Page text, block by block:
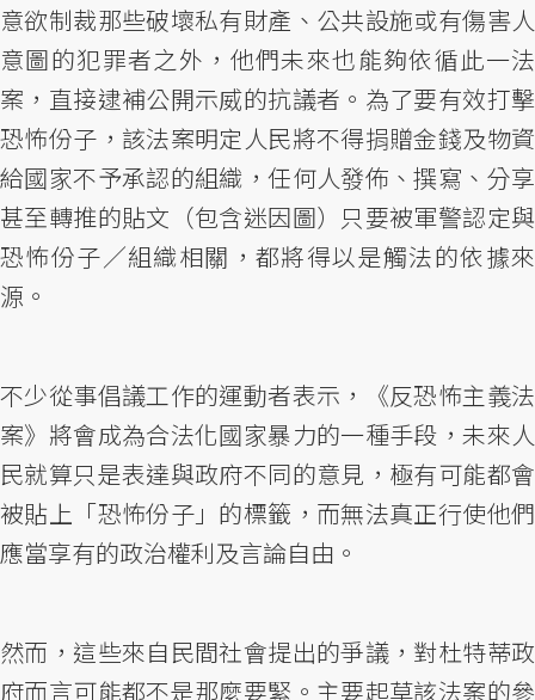
意欲制裁那些破壞私有財產、公共設施或有傷害人
意圖的犯罪者之外，他們未來也能夠依循此一法
案，直接逮補公開示威的抗議者。為了要有效打擊
恐怖份子，該法案明定人民將不得捐贈金錢及物資
給國家不予承認的組織，任何人發佈、撰寫、分享
甚至轉推的貼文（包含迷因圖）只要被軍警認定與
恐怖份子／組織相關，都將得以是觸法的依據來
源。
不少從事倡議工作的運動者表示，《反恐怖主義法
案》將會成為合法化國家暴力的一種手段，未來人
民就算只是表達與政府不同的意見，極有可能都會
被貼上「恐怖份子」的標籤，而無法真正行使他們
應當享有的政治權利及言論自由。
然而，這些來自民間社會提出的爭議，對杜特蒂政
府而言可能都不是那麼要緊。主要起草該法案的參